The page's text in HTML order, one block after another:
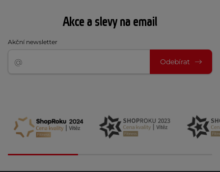
Akce a slevy na email
Akční newsletter
Odebírat